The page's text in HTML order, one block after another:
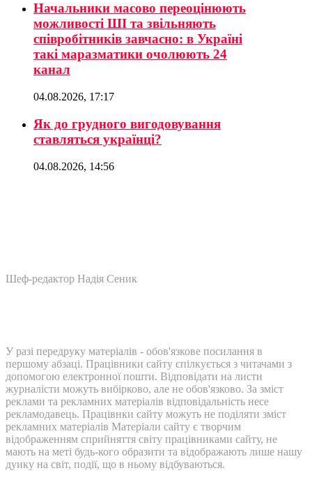
Начальники масово переоцінюють
можливості ШІ та звільняють
співробітників завчасно: в Україні
такі маразматики очолюють 24
канал
04.08.2026, 17:17
Як до грудного вигодовування
ставляться українці?
04.08.2026, 14:56
Шеф-редактор Надія Сеник
У разі передруку матеріалів - обов'язкове посилання в
першому абзаці. Працівники сайту спілкується з читачами з
допомогою електронної пошти. Відповідати на листи
журналісти можуть вибірково, але не обов'язково. За зміст
реклами та рекламних матеріалів відповідальність несе
рекламодавець. Працівнки сайту можуть не поділяти зміст
рекламних матеріалів Матеріали сайту є творчим
відображенням сприйняття світу працівниками сайту, не
мають на меті будь-кого образити та відображають лише нашу
дуику на світ, події, що в ньому відбуваються.